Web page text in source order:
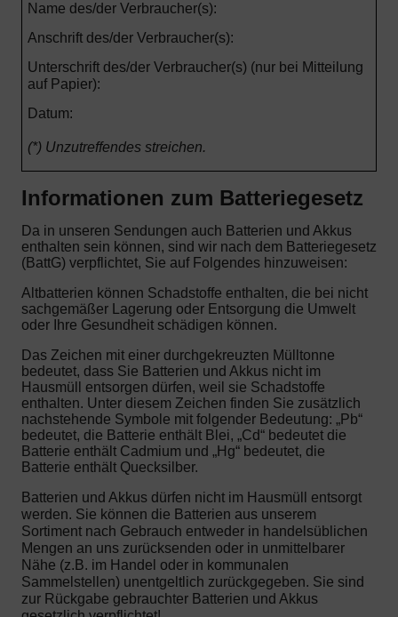
Name des/der Verbraucher(s):
Anschrift des/der Verbraucher(s):
Unterschrift des/der Verbraucher(s) (nur bei Mitteilung
auf Papier):
Datum:
(*) Unzutreffendes streichen.
Informationen zum Batteriegesetz
Da in unseren Sendungen auch Batterien und Akkus
enthalten sein können, sind wir nach dem Batteriegesetz
(BattG) verpflichtet, Sie auf Folgendes hinzuweisen:
Altbatterien können Schadstoffe enthalten, die bei nicht
sachgemäßer Lagerung oder Entsorgung die Umwelt
oder Ihre Gesundheit schädigen können.
Das Zeichen mit einer durchgekreuzten Mülltonne
bedeutet, dass Sie Batterien und Akkus nicht im
Hausmüll entsorgen dürfen, weil sie Schadstoffe
enthalten. Unter diesem Zeichen finden Sie zusätzlich
nachstehende Symbole mit folgender Bedeutung: „Pb“
bedeutet, die Batterie enthält Blei, „Cd“ bedeutet die
Batterie enthält Cadmium und „Hg“ bedeutet, die
Batterie enthält Quecksilber.
Batterien und Akkus dürfen nicht im Hausmüll entsorgt
werden. Sie können die Batterien aus unserem
Sortiment nach Gebrauch entweder in handelsüblichen
Mengen an uns zurücksenden oder in unmittelbarer
Nähe (z.B. im Handel oder in kommunalen
Sammelstellen) unentgeltlich zurückgegeben. Sie sind
zur Rückgabe gebrauchter Batterien und Akkus